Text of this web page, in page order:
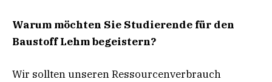
Warum möchten Sie Studierende für den
Baustoff Lehm begeistern?
Wir sollten unseren Ressourcenverbrauch